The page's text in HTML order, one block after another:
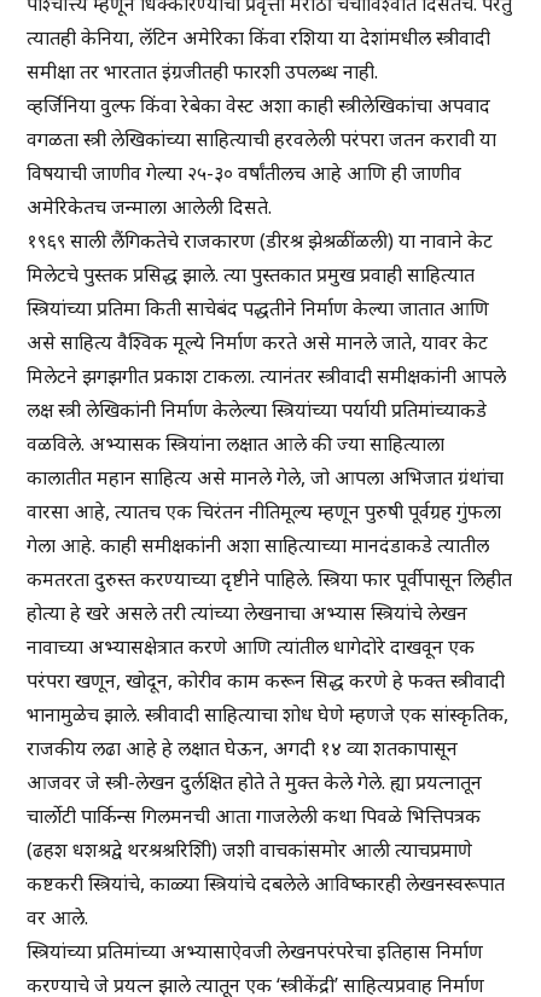
त्यातही केनिया, लॅटिन अमेरिका किंवा रशिया या देशांमधील स्त्रीवादी
समीक्षा तर भारतात इंग्रजीतही फारशी उपलब्ध नाही.
व्हर्जिनिया वुल्फ किंवा रेबेका वेस्ट अशा काही स्त्रीलेखिकांचा अपवाद
वगळता स्त्री लेखिकांच्या साहित्याची हरवलेली परंपरा जतन करावी या
विषयाची जाणीव गेल्या २५-३० वर्षांतीलच आहे आणि ही जाणीव
अमेरिकेतच जन्माला आलेली दिसते.
१९६९ साली लैंगिकतेचे राजकारण (डीरश्र झेश्रळींळली) या नावाने केट
मिलेटचे पुस्तक प्रसिद्ध झाले. त्या पुस्तकात प्रमुख प्रवाही साहित्यात
स्त्रियांच्या प्रतिमा किती साचेबंद पद्धतीने निर्माण केल्या जातात आणि
असे साहित्य वैश्विक मूल्ये निर्माण करते असे मानले जाते, यावर केट
मिलेटने झगझगीत प्रकाश टाकला. त्यानंतर स्त्रीवादी समीक्षकांनी आपले
लक्ष स्त्री लेखिकांनी निर्माण केलेल्या स्त्रियांच्या पर्यायी प्रतिमांच्याकडे
वळविले. अभ्यासक स्त्रियांना लक्षात आले की ज्या साहित्याला
कालातीत महान साहित्य असे मानले गेले, जो आपला अभिजात ग्रंथांचा
वारसा आहे, त्यातच एक चिरंतन नीतिमूल्य म्हणून पुरुषी पूर्वग्रह गुंफला
गेला आहे. काही समीक्षकांनी अशा साहित्याच्या मानदंडाकडे त्यातील
कमतरता दुरुस्त करण्याच्या दृष्टीने पाहिले. स्त्रिया फार पूर्वीपासून लिहीत
होत्या हे खरे असले तरी त्यांच्या लेखनाचा अभ्यास स्त्रियांचे लेखन
नावाच्या अभ्यासक्षेत्रात करणे आणि त्यांतील धागेदोरे दाखवून एक
परंपरा खणून, खोदून, कोरीव काम करून सिद्ध करणे हे फक्त स्त्रीवादी
भानामुळेच झाले. स्त्रीवादी साहित्याचा शोध घेणे म्हणजे एक सांस्कृतिक,
राजकीय लढा आहे हे लक्षात घेऊन, अगदी १४ व्या शतकापासून
आजवर जे स्त्री-लेखन दुर्लक्षित होते ते मुक्त केले गेले. ह्या प्रयत्नातून
चार्लोटी पार्किन्स गिलमनची आता गाजलेली कथा पिवळे भित्तिपत्रक
(ढहश धशश्रद्वे थरश्रश्ररिशिी) जशी वाचकांसमोर आली त्याचप्रमाणे
कष्टकरी स्त्रियांचे, काळ्या स्त्रियांचे दबलेले आविष्कारही लेखनस्वरूपात
वर आले.
स्त्रियांच्या प्रतिमांच्या अभ्यासाऐवजी लेखनपरंपरेचा इतिहास निर्माण
करण्याचे जे प्रयत्न झाले त्यातून एक ‘स्त्रीकेंद्री’ साहित्यप्रवाह निर्माण